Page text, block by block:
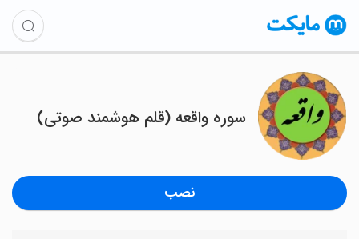
سوره واقعه (قلم هوشمند صوتی)
نصب